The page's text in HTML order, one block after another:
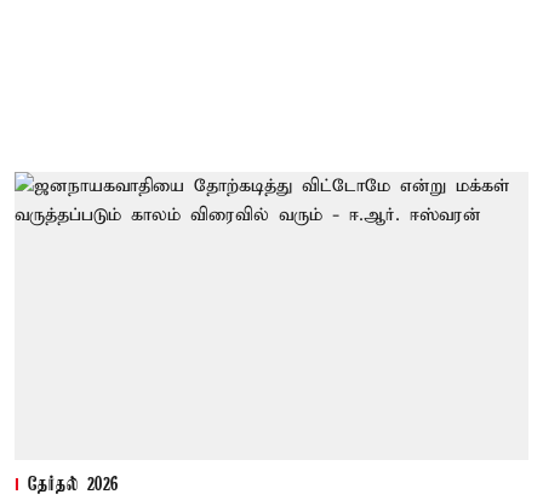
தேர்தல் 2026